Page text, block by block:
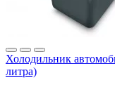
Холодильник
литра)